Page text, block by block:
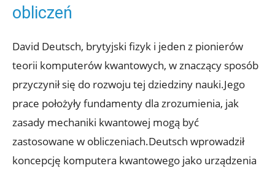
obliczeń
David Deutsch, brytyjski fizyk i jeden z pionierów
teorii komputerów kwantowych, w znaczący sposób
przyczynił się do rozwoju tej dziedziny nauki.Jego
prace położyły fundamenty dla zrozumienia, jak
zasady mechaniki kwantowej mogą być
zastosowane w obliczeniach.Deutsch wprowadził
koncepcję komputera kwantowego jako urządzenia